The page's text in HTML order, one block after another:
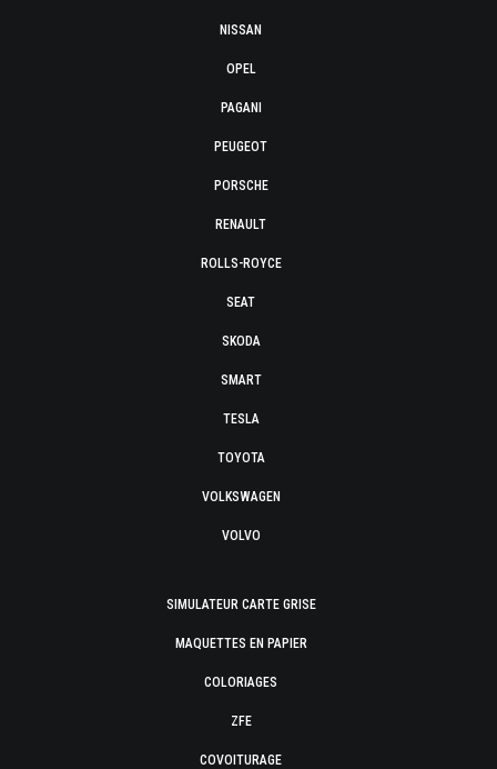
NISSAN
OPEL
PAGANI
PEUGEOT
PORSCHE
RENAULT
ROLLS-ROYCE
SEAT
SKODA
SMART
TESLA
TOYOTA
VOLKSWAGEN
VOLVO
SIMULATEUR CARTE GRISE
MAQUETTES EN PAPIER
COLORIAGES
ZFE
COVOITURAGE